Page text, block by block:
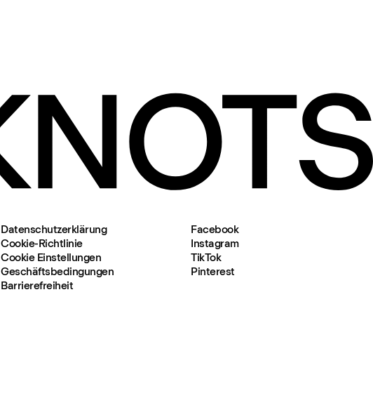
Datenschutzerklärung
Cookie-Richtlinie
Cookie Einstellungen
Geschäftsbedingungen
Barrierefreiheit
Facebook
Instagram
TikTok
Pinterest